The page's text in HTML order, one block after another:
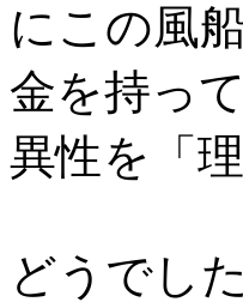
にこの風
金を持っ
異性を「
どうでし